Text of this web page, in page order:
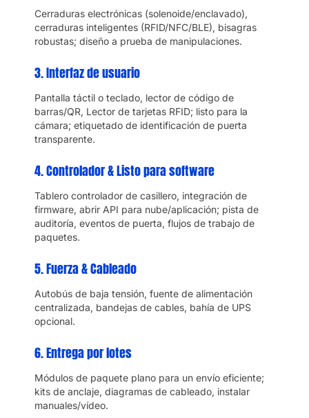
Cerraduras electrónicas (solenoide/enclavado),
cerraduras inteligentes (RFID/NFC/BLE), bisagras
robustas; diseño a prueba de manipulaciones.
3. Interfaz de usuario
Pantalla táctil o teclado, lector de código de
barras/QR, Lector de tarjetas RFID; listo para la
cámara; etiquetado de identificación de puerta
transparente.
4. Controlador & Listo para software
Tablero controlador de casillero, integración de
firmware, abrir API para nube/aplicación; pista de
auditoría, eventos de puerta, flujos de trabajo de
paquetes.
5. Fuerza & Cableado
Autobús de baja tensión, fuente de alimentación
centralizada, bandejas de cables, bahía de UPS
opcional.
6. Entrega por lotes
Módulos de paquete plano para un envío eficiente;
kits de anclaje, diagramas de cableado, instalar
manuales/vídeo.